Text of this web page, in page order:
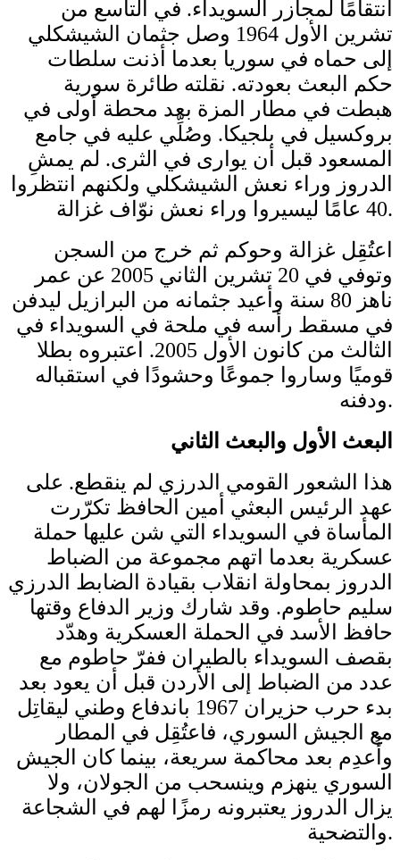
انتقامًا لمجازر السويداء. في التاسع من
تشرين الأول 1964 وصل جثمان الشيشكلي
إلى حماه في سوريا بعدما أذنت سلطات
حكم البعث بعودته. نقلته طائرة سورية
هبطت في مطار المزة بعد محطة أولى في
بروكسيل في بلجيكا. وصُلِّي عليه في جامع
المسعود قبل أن يوارى في الثرى. لم يمشِ
الدروز وراء نعش الشيشكلي ولكنهم انتظروا
40 عامًا ليسيروا وراء نعش نوّاف غزالة.
اعتُقِل غزالة وحوكم ثم خرج من السجن
وتوفي في 20 تشرين الثاني 2005 عن عمر
ناهز 80 سنة وأعيد جثمانه من البرازيل ليدفن
في مسقط رأسه في ملحة في السويداء في
الثالث من كانون الأول 2005. اعتبروه بطلا
قوميًا وساروا جموعًا وحشودًا في استقباله
ودفنه.
البعث الأول والبعث الثاني
هذا الشعور القومي الدرزي لم ينقطع. على
عهد الرئيس البعثي أمين الحافظ تكرّرت
المأساة في السويداء التي شن عليها حملة
عسكرية بعدما اتهم مجموعة من الضباط
الدروز بمحاولة انقلاب بقيادة الضابط الدرزي
سليم حاطوم. وقد شارك وزير الدفاع وقتها
حافظ الأسد في الحملة العسكرية وهدّد
بقصف السويداء بالطيران ففرّ حاطوم مع
عدد من الضباط إلى الأردن قبل أن يعود بعد
بدء حرب حزيران 1967 باندفاع وطني ليقاتِل
مع الجيش السوري، فاعتُقِل في المطار
وأُعدِم بعد محاكمة سريعة، بينما كان الجيش
السوري ينهزم وينسحب من الجولان، ولا
يزال الدروز يعتبرونه رمزًا لهم في الشجاعة
والتضحية.